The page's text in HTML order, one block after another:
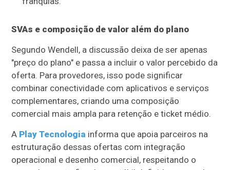
SVAs e composição de valor além do plano
Segundo Wendell, a discussão deixa de ser apenas
"preço do plano" e passa a incluir o valor percebido da
oferta. Para provedores, isso pode significar
combinar conectividade com aplicativos e serviços
complementares, criando uma composição
comercial mais ampla para retenção e ticket médio.
A Play Tecnologia informa que apoia parceiros na
estruturação dessas ofertas com integração
operacional e desenho comercial, respeitando o